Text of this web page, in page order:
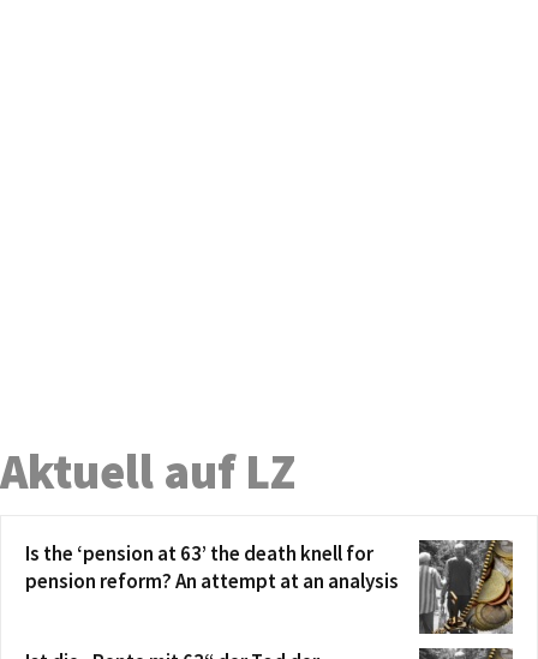
Aktuell auf LZ
Is the ‘pension at 63’ the death knell for
pension reform? An attempt at an analysis